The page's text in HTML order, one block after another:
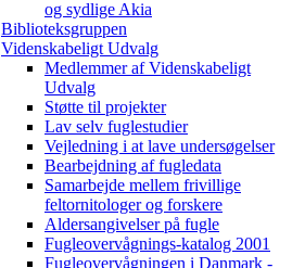
og sydlige Akia
Biblioteksgruppen
Videnskabeligt Udvalg
Medlemmer af Videnskabeligt
Udvalg
Støtte til projekter
Lav selv fuglestudier
Vejledning i at lave undersøgelser
Bearbejdning af fugledata
Samarbejde mellem frivillige
feltornitologer og forskere
Aldersangivelser på fugle
Fugleovervågnings-katalog 2001
Fugleovervågningen i Danmark -